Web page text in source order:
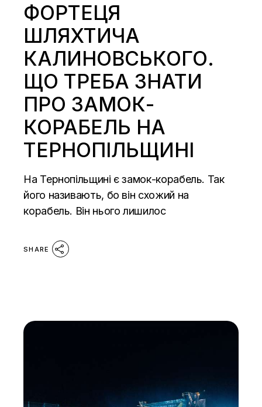
ФОРТЕЦЯ
ШЛЯХТИЧА
КАЛИНОВСЬКОГО.
ЩО ТРЕБА ЗНАТИ
ПРО ЗАМОК-
КОРАБЕЛЬ НА
ТЕРНОПІЛЬЩИНІ
На Тернопільщині є замок-корабель. Так
його називають, бо він схожий на
корабель. Він нього лишилос
SHARE